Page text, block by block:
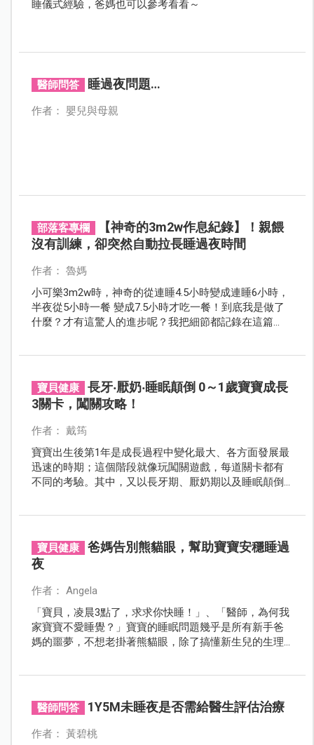
睡儀式經驗，爸媽也可以參考看看～
醫師問答 睡過夜問題…
作者： 嬰兒與母親
部落客專欄
【神奇的3m2w作息紀錄】！親餵
沒有訓練，卻突然自動拉長睡過夜時間
作者： 魯媽
小可樂3m2w時，神奇的從連睡4.5小時變成連睡6小時，
半夜從5小時一餐 變成7.5小時才吃一餐！到底我是做了
什麼？才有這驚人的進步呢？我把細節都記錄在這篇
寶貝健康
長牙‧厭奶‧睡眠顛倒 0～1歲寶寶成長
3關卡，闖關攻略！
作者： 戴筠
寶寶出生後第1年是成長過程中變化最大、各方面發展最
迅速的時期；這個階段就像玩闖關遊戲，每道關卡都有
不同的考驗。其中，又以長牙期、厭奶期以及睡眠顛倒
避大魔王的追擊，成功帶領寶寶抵達終點！
寶貝健康
爸媽告別熊貓眼，幫助寶寶安穩睡過
夜
作者： Angela
「寶貝，凌晨3點了，求求你快睡！」、「醫師，為何我
家寶寶不愛睡覺？」寶寶的睡眠問題幾乎是所有新手爸
媽的噩夢，不想老掛著熊貓眼，除了搞懂新生兒的生理
醫師問答 1Y5M未睡夜是否需給醫生評估治療
作者： 黃碧桃